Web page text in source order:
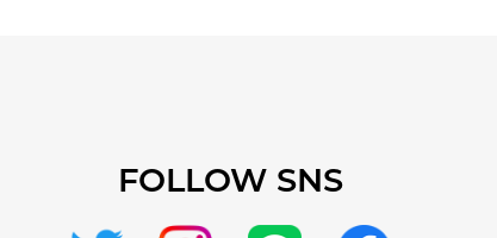
FOLLOW SNS